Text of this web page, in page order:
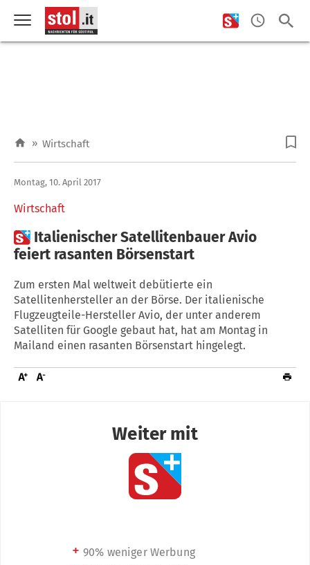
» Wirtschaft
Wirtschaft
Montag, 10. April 2017
 Italienischer Satellitenbauer Avio
feiert rasanten Börsenstart
Zum ersten Mal weltweit debütierte ein
Satellitenhersteller an der Börse. Der italienische
Flugzeugteile-Hersteller Avio, der unter anderem
Satelliten für Google gebaut hat, hat am Montag in
Mailand einen rasanten Börsenstart hingelegt.